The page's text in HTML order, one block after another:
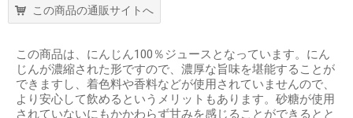
この商品の通販サイトへ
この商品は、にんじん100％ジュースとなっています。にん
じんが濃縮された形ですので、濃厚な旨味を堪能することが
できますし、着色料や香料などが使用されていませんので、
より安心して飲めるというメリットもあります。砂糖が使用
されていないにもかかわらず甘みを感じることができるとと